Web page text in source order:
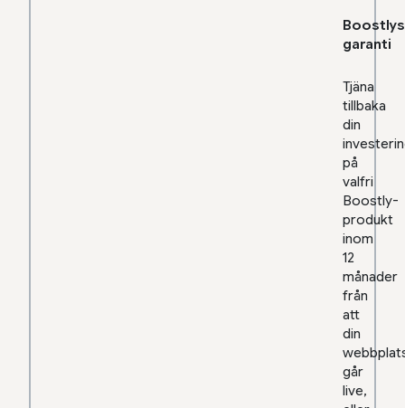
Boostlys
garanti
Tjäna
tillbaka
din
på
valfri
Boostly-
produkt
inom
12
månader
från
att
din
går
live,